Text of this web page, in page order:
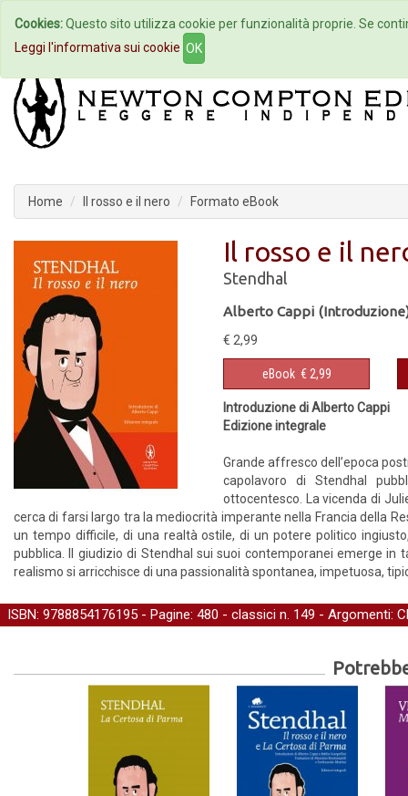
Home Autori Eventi
Home Il rosso e il nero Formato eBook
Il rosso e il
Stendhal
Alberto Cappi
€ 2,99
eBook € 2,99
Introduzione di Alberto Cappi
Edizione integrale
Grande affresco dell’epoca
capolavoro di Stendhal
ottocentesco. La vicenda di
cerca di farsi largo tra la mediocrità imperante nella Francia della
un tempo difficile, di una realtà ostile, di un potere politico
pubblica. Il giudizio di Stendhal sui suoi contemporanei emerge
realismo si arricchisce di una passionalità spontanea, impetuosa,
ISBN: 9788854176195 - Pagine: 480 - classici n. 149 - Argomenti:
Cookies:Questo sito utilizza cookie per funzionalità proprie. Se
Leggi l'informativa sui cookie OK